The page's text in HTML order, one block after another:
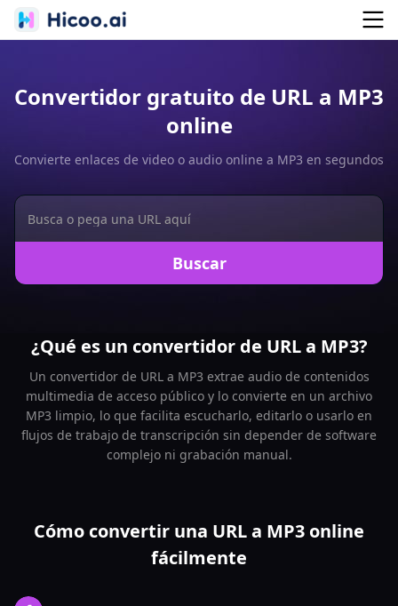
Convertidor gratuito de URL a MP3
online
Convierte enlaces de video o audio online a MP3 en segundos
Buscar
¿Qué es un convertidor de URL a MP3?
Un convertidor de URL a MP3 extrae audio de contenidos
multimedia de acceso público y lo convierte en un archivo
MP3 limpio, lo que facilita escucharlo, editarlo o usarlo en
flujos de trabajo de transcripción sin depender de software
complejo ni grabación manual.
Cómo convertir una URL a MP3 online
fácilmente